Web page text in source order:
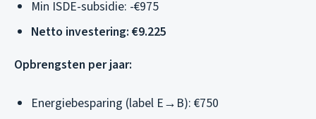
Min ISDE-subsidie: -€975
Netto investering: €9.225
Opbrengsten per jaar:
Energiebesparing (label E→B): €750